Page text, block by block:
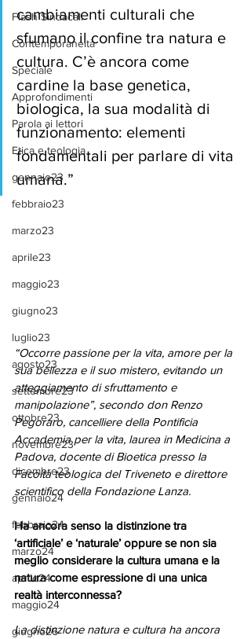
Flash Sindacali
Contemporaneità
Speciale
Approfondimenti
Parola ai lettori
Etica e teologia
gennaio23
febbraio23
marzo23
aprile23
maggio23
giugno23
luglio23
agosto23
settembre23
ottobre23
novembre23
dicembre23
gennaio24
febbraio24
marzo24
aprile24
maggio24
giugno26
cambiamenti culturali che
sfumano il confine tra natura e
cultura. C’è ancora come
cardine la base genetica,
biologica, la sua modalità di
funzionamento: elementi
fondamentali per parlare di vita
umana.”
“Occorre passione per la vita, amore per la
sua bellezza e il suo mistero, evitando un
atteggiamento di sfruttamento e
manipolazione”, secondo don Renzo
Pegoraro, cancelliere della Pontificia
Accademia per la vita, laurea in Medicina a
Padova, docente di Bioetica presso la
Facoltà teologica del Triveneto e direttore
scientifico della Fondazione Lanza.
Ha ancora senso la distinzione tra
‘artificiale’ e ‘naturale’ oppure se non sia
meglio considerare la cultura umana e la
natura come espressione di una unica
realtà interconnessa?
La distinzione natura e cultura ha ancora